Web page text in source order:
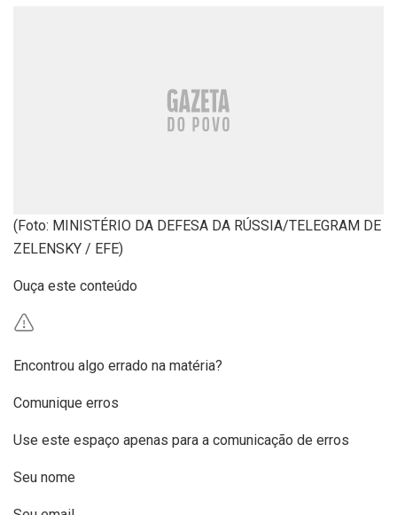
(Foto: MINISTÉRIO DA DEFESA DA RÚSSIA/TELEGRAM DE
ZELENSKY / EFE)
Ouça este conteúdo
Encontrou algo errado na matéria?
Comunique erros
Use este espaço apenas para a comunicação de erros
Seu nome